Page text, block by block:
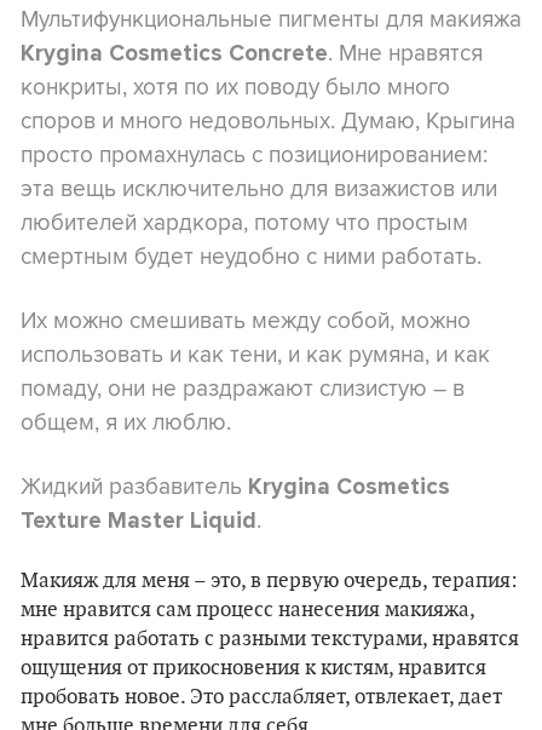
Мультифункциональные пигменты для макияжа
Krygina Cosmetics Concrete. Мне нравятся
конкриты, хотя по их поводу было много
споров и много недовольных. Думаю, Крыгина
просто промахнулась с позиционированием:
эта вещь исключительно для визажистов или
любителей хардкора, потому что простым
смертным будет неудобно с ними работать.
Их можно смешивать между собой, можно
использовать и как тени, и как румяна, и как
помаду, они не раздражают слизистую – в
общем, я их люблю.
Жидкий разбавитель Krygina Cosmetics
Texture Master Liquid.
Макияж для меня – это, в первую очередь, терапия:
мне нравится сам процесс нанесения макияжа,
нравится работать с разными текстурами, нравятся
ощущения от прикосновения к кистям, нравится
пробовать новое. Это расслабляет, отвлекает, дает